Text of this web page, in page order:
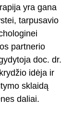
yra gana
tarpusavio
partnerio
doc. dr.
idėja ir
sklaidą
daliai.